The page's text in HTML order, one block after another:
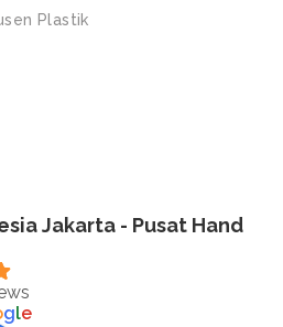
Plastik
Jakarta - Pusat Hand
gle